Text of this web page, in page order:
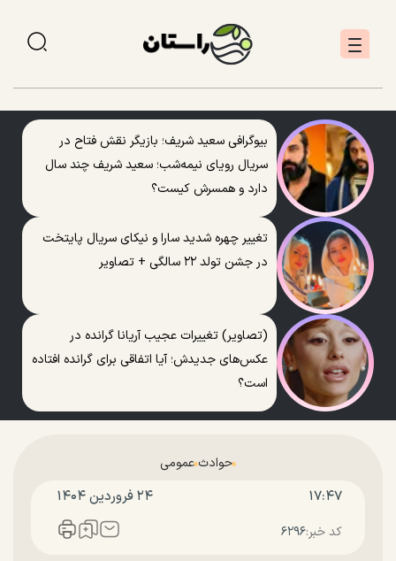
بیوگرافی سعید شریف؛ بازیگر نقش فتاح در
سریال رویای نیمه‌شب؛ سعید شریف چند سال
دارد و همسرش کیست؟
تغییر چهره شدید سارا و نیکای سریال پایتخت
در جشن تولد ۲۲ سالگی + تصاویر
(تصاویر) تغییرات عجیب آریانا گرانده در
عکس‌های جدیدش؛ آیا اتفاقی برای گرانده افتاده
است؟
حوادث عمومی
۱۷:۴۷ ۲۴ فروردين ۱۴۰۴
کد خبر:۶۲۹۶